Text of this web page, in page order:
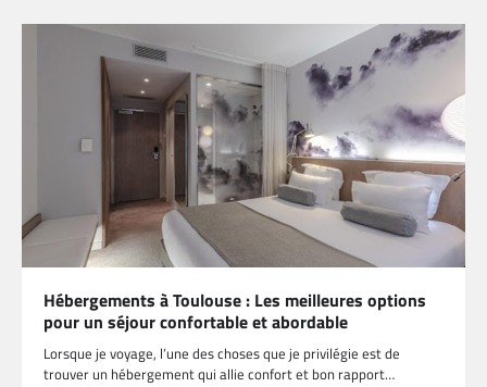
Hébergements à Toulouse : Les meilleures options
pour un séjour confortable et abordable
Lorsque je voyage, l’une des choses que je privilégie est de
trouver un hébergement qui allie confort et bon rapport…